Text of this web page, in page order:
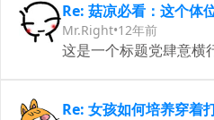
Re: 菇凉必看：这个体
Mr.Right•12年前
这是一个标题党肆意横
Re: 女孩如何培养穿着